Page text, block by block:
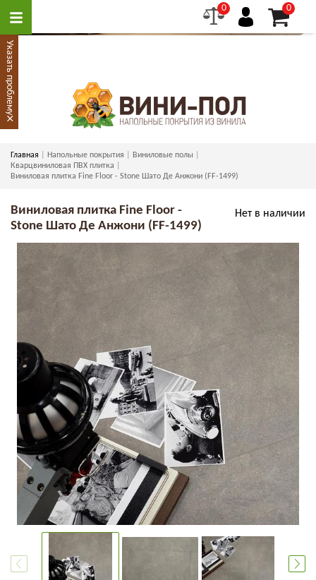
0 0
Главная Напольные покрытия
Виниловые полы
Кварцвиниловая ПВХ плитка
Виниловая плитка Fine Floor - Stone Шато Де Анжони (FF-1499)
Нет в наличии
Виниловая плитка Fine Floor -
Stone Шато Де Анжони (FF-1499)
Указать проблему
×